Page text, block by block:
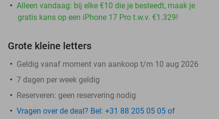
Alleen vandaag: bij elke €10 die je besteedt, maak je
gratis kans op een iPhone 17 Pro t.w.v. €1.329!
Grote kleine letters
Geldig vanaf moment van aankoop t/m 10 aug 2026
7 dagen per week geldig
Reserveren: geen reservering nodig
Vragen over de deal? Bel: +31 88 205 05 05 of